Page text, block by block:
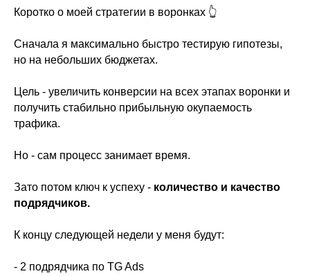
Коротко о моей стратегии в воронках 👆
Сначала я максимально быстро тестирую гипотезы,
но на небольших бюджетах.
Цель - увеличить конверсии на всех этапах воронки и
получить стабильно прибыльную окупаемость
трафика.
Но - сам процесс занимает время.
Зато потом ключ к успеху - количество и качество
подрядчиков.
К концу следующей недели у меня будут:
- 2 подрядчика по TG Ads